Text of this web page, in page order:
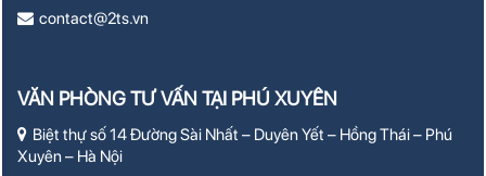
contact@2ts.vn
VĂN PHÒNG TƯ VẤN TẠI PHÚ XUYÊN
Biệt thự số 14 Đường Sài Nhất – Duyên Yết – Hồng Thái – Phú
Xuyên – Hà Nội